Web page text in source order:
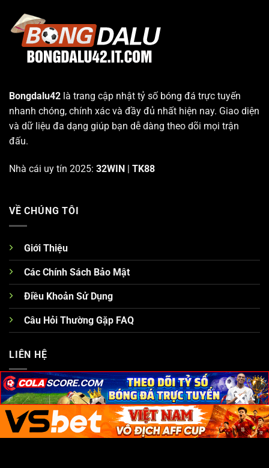
Bongdalu42 là trang cập nhật tỷ số bóng đá trực tuyến
nhanh chóng, chính xác và đầy đủ nhất hiện nay. Giao diện
và dữ liệu đa dạng giúp bạn dễ dàng theo dõi mọi trận
đấu.
Nhà cái uy tín 2025: 32WIN TK88
VỀ CHÚNG TÔI
Giới Thiệu
Các Chính Sách Bảo Mật
Điều Khoản Sử Dụng
Câu Hỏi Thường Gặp FAQ
LIÊN HỆ
Website:/
Điện Thoại: (+84) 927834829
Địa Chỉ: 149/2 Trương Vĩnh Ký, Tân Thành, Tân Phú, Hồ Chí
×
×
×
×
×
×